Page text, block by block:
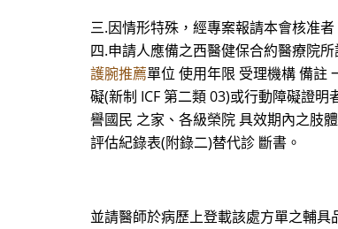
三.因情形特殊，經專案報請本會核准
四.申請人應備之西醫健保合約醫療院
護腕推薦單位 使用年限 受理機構 備註
礙(新制 ICF 第二類 03)或行動障礙證
譽國民 之家、各級榮院 具效期內之肢
評估紀錄表(附錄二)替代診 斷書。
並請醫師於病歷上登載該處方單之輔